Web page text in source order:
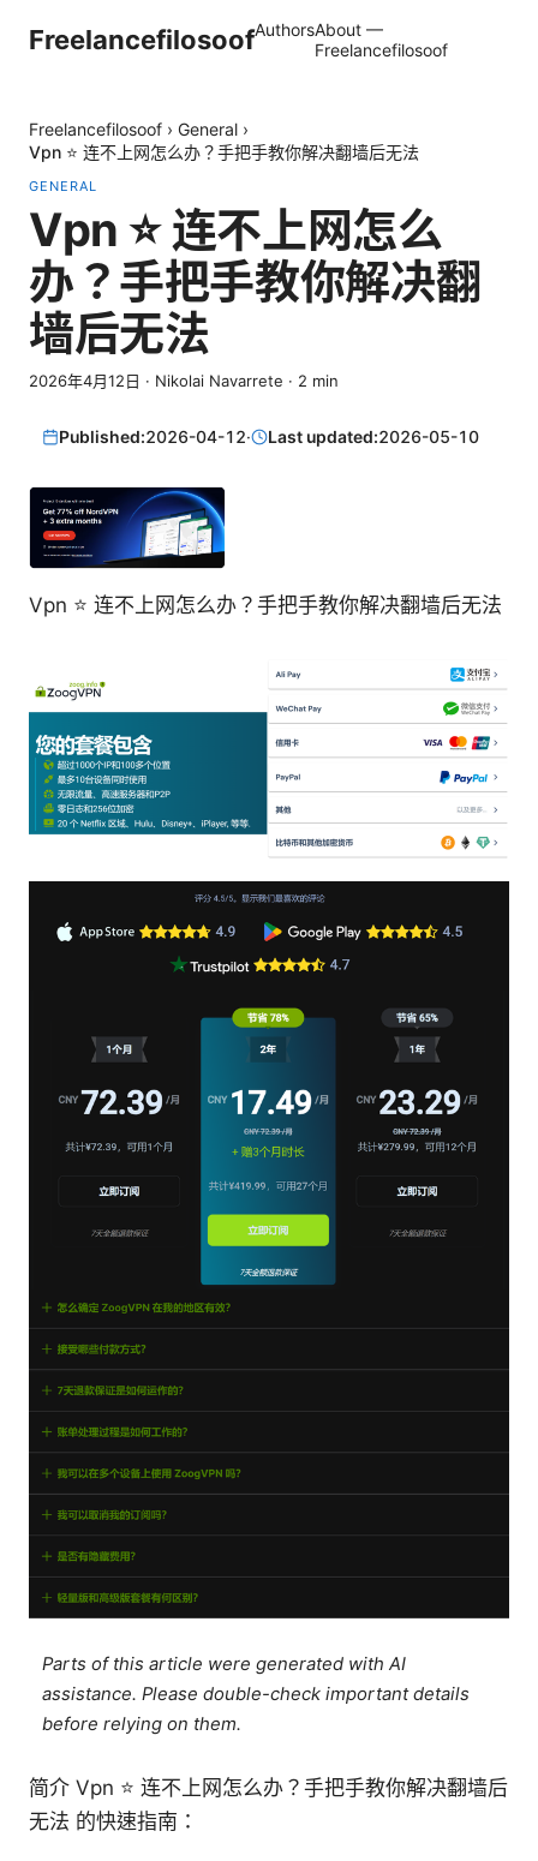
FreelancefilosoofAuthorsAbout —
Freelancefilosoof
Freelancefilosoof › General ›
Vpn ⭐ 连不上网怎么办？手把手教你解决翻墙后无法
GENERAL
Vpn ⭐ 连不上网怎么
办？手把手教你解决翻
墙后无法
2026年4月12日 · Nikolai Navarrete · 2 min
Published:2026-04-12· Last updated:2026-05-10
Vpn ⭐ 连不上网怎么办？手把手教你解决翻墙后无法
Parts of this article were generated with AI
assistance. Please double-check important details
before relying on them.
简介 Vpn ⭐ 连不上网怎么办？手把手教你解决翻墙后
无法 的快速指南：